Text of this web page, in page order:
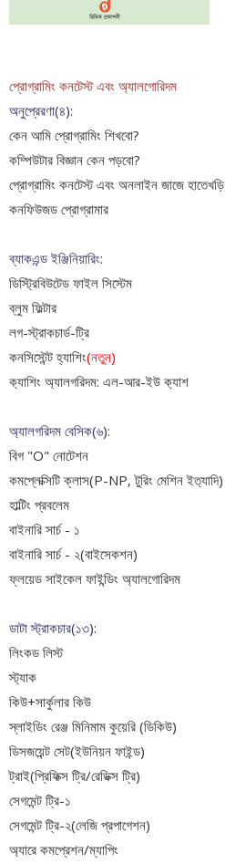
প্রোগ্রামিং কনটেস্ট এবং অ‍্যালগোরিদম
অনুপ্রেরণা(৪):
কেন আমি প্রোগ্রামিং শিখবো?
কম্পিউটার বিজ্ঞান কেন পড়বো?
প্রোগ্রামিং কনটেস্ট এবং অনলাইন জাজে হাতেখড়ি
কনফিউজড প্রোগ্রামার
ব্যাকএন্ড ইঞ্জিনিয়ারিং:
ডিস্ট্রিবিউটেড ফাইল সিস্টেম
ব্লুম ফিল্টার
লগ-স্ট্রাকচার্ড-ট্রি
কনসিস্টেন্ট হ্যাশিং(নতুন)
ক‍্যাশিং অ‍্যালগরিদম: এল-আর-ইউ ক‍্যাশ
অ্যালগরিদম বেসিক(৬):
বিগ "O" নোটেশন
কমপ্লেক্সিটি ক্লাস(P-NP, টুরিং মেশিন ইত‍্যাদি)
হাল্টিং প্রবলেম
বাইনারি সার্চ - ১
বাইনারি সার্চ - ২(বাইসেকশন)
ফ্লয়েড সাইকেল ফাইন্ডিং অ্যালগোরিদম
ডাটা স্ট্রাকচার(১৩):
লিংকড লিস্ট
স্ট্যাক
কিউ+সার্কুলার কিউ
স্লাইডিং রেঞ্জ মিনিমাম কুয়েরি (ডিকিউ)
ডিসজয়েন্ট সেট(ইউনিয়ন ফাইন্ড)
ট্রাই(প্রিফিক্স ট্রি/রেডিক্স ট্রি)
সেগমেন্ট ট্রি-১
সেগমেন্ট ট্রি-২(লেজি প্রপাগেশন)
অ্যারে কমপ্রেশন/ম্যাপিং